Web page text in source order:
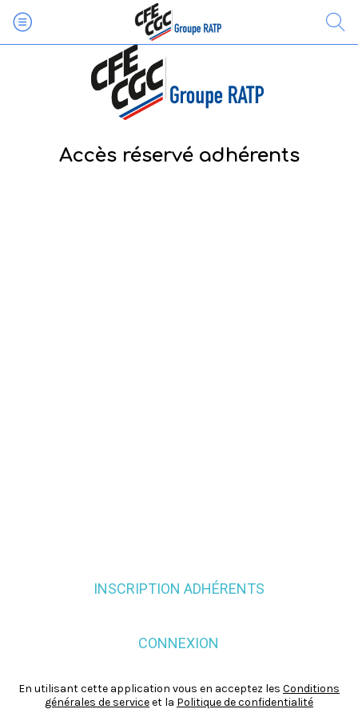
Accès réservé adhérents
INSCRIPTION ADHÉRENTS
CONNEXION
En utilisant cette application vous en acceptez les Conditions
générales de serviceet la Politique de confidentialité